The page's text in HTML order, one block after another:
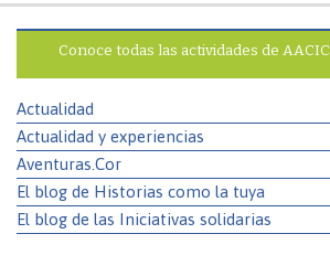
Conoce todas las actividades de AACIC
Actualidad
Actualidad y experiencias
Aventuras.Cor
El blog de Historias como la tuya
El blog de las Iniciativas solidarias